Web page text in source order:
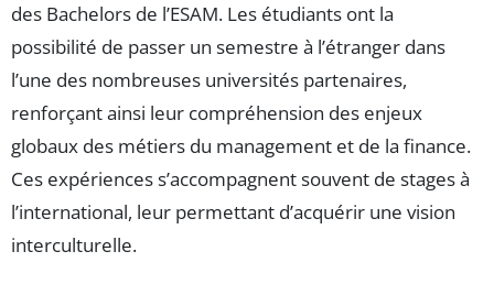
des Bachelors de l’ESAM. Les étudiants ont la
possibilité de passer un semestre à l’étranger dans
l’une des nombreuses universités partenaires,
renforçant ainsi leur compréhension des enjeux
globaux des métiers du management et de la finance.
Ces expériences s’accompagnent souvent de stages à
l’international, leur permettant d’acquérir une vision
interculturelle.